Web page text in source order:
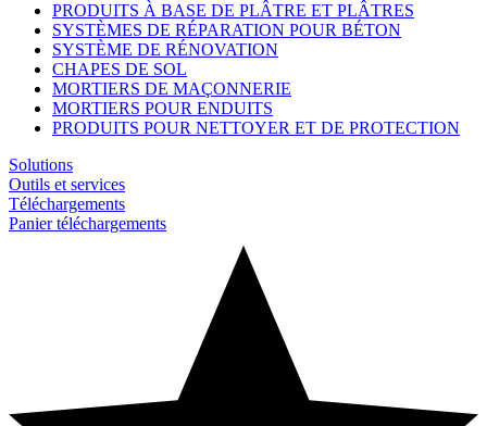
PRODUITS À BASE DE PLÂTRE ET PLÂTRES
SYSTÈMES DE RÉPARATION POUR BÉTON
SYSTÈME DE RÉNOVATION
CHAPES DE SOL
MORTIERS DE MAÇONNERIE
MORTIERS POUR ENDUITS
PRODUITS POUR NETTOYER ET DE PROTECTION
Solutions
Outils et services
Téléchargements
Panier téléchargements